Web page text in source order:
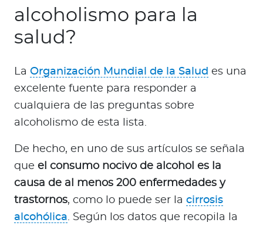
alcoholismo para la
salud?
La Organización Mundial de la Salud es una
excelente fuente para responder a
cualquiera de las preguntas sobre
alcoholismo de esta lista.
De hecho, en uno de sus artículos se señala
que el consumo nocivo de alcohol es la
causa de al menos 200 enfermedades y
trastornos, como lo puede ser la cirrosis
alcohólica. Según los datos que recopila la